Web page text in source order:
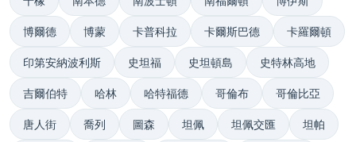
博爾德 博蒙 卡普科拉 卡爾斯巴德 卡羅爾頓
印第安納波利斯 史坦福 史坦頓島 史特林高地
吉爾伯特 哈林 哈特福德 哥倫布 哥倫比亞
唐人街 喬列 圖森 坦佩 坦佩交匯 坦帕